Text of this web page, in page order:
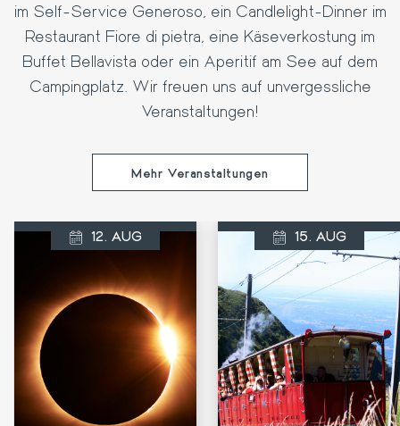
im Self-Service Generoso, ein Candlelight-Dinner im
Restaurant Fiore di pietra, eine Käseverkostung im
Buffet Bellavista oder ein Aperitif am See auf dem
Campingplatz. Wir freuen uns auf unvergessliche
Veranstaltungen!
Mehr Veranstaltungen
12. AUG 15. AUG